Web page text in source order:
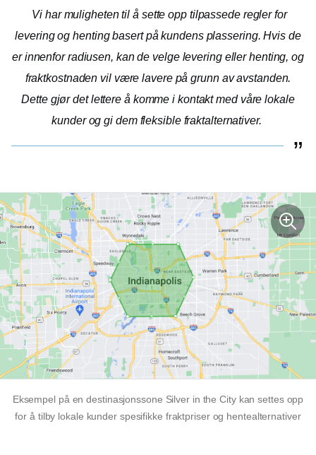
Vi har muligheten til å sette opp tilpassede regler for
levering og henting basert på kundens plassering. Hvis de
er innenfor radiusen, kan de velge levering eller henting, og
fraktkostnaden vil være lavere på grunn av avstanden.
Dette gjør det lettere å komme i kontakt med våre lokale
kunder og gi dem fleksible fraktalternativer.
Eksempel på en destinasjonssone Silver in the City kan settes opp
for å tilby lokale kunder spesifikke fraktpriser og hentealternativer